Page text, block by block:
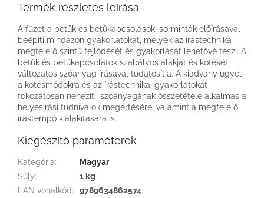
Termék részletes leírása
A füzet a betűk és betűkapcsolások, sorminták előírásával
beépíti mindazon gyakorlatokat, melyek az írástechnika
megfelelő szintű fejlődését és gyakorlását lehetővé teszi. A
betűk és betűkapcsolatok szabályos alakját és kötését
változatos szóanyag írásával tudatosítja. A kiadvány ügyel
a kötésmódokra és az írástechnikai gyakorlatokat
fokozatosan nehezíti, szóanyagának összetétele alkalmas a
helyesírási tudnivalók megértésére, valamint a megfelelő
írástempó kialakítására is.
Kiegészítő paraméterek
Kategória:
Magyar
Súly:
1 kg
EAN vonalkód:
9789634862574